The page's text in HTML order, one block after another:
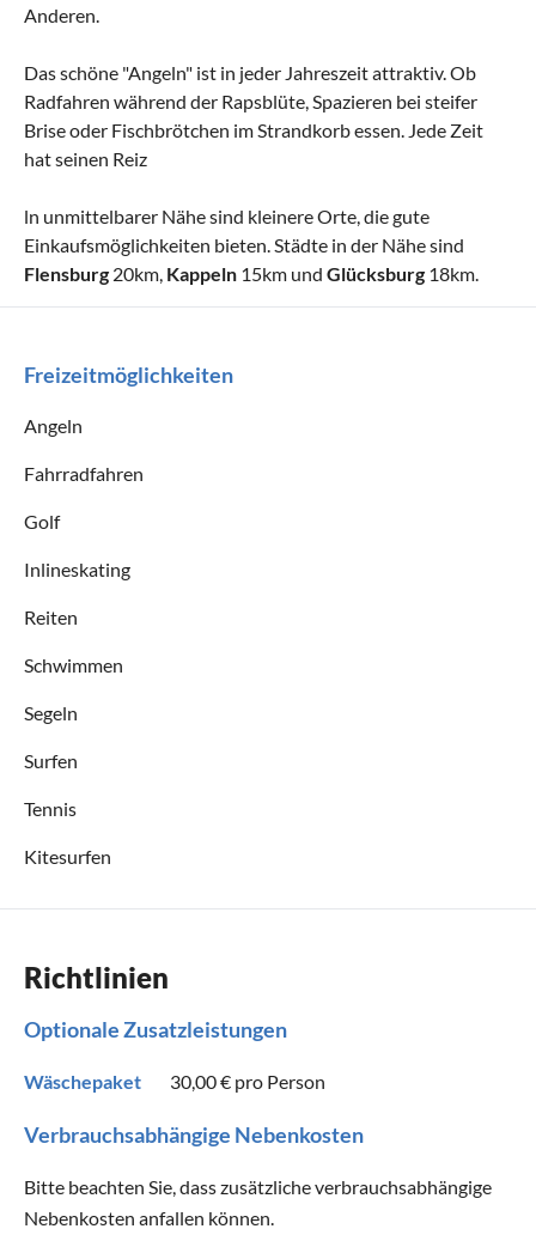
Anderen.
Das schöne "Angeln" ist in jeder Jahreszeit attraktiv. Ob
Radfahren während der Rapsblüte, Spazieren bei steifer
Brise oder Fischbrötchen im Strandkorb essen. Jede Zeit
hat seinen Reiz
ln unmittelbarer Nähe sind kleinere Orte, die gute
Einkaufsmöglichkeiten bieten. Städte in der Nähe sind
Flensburg 20km, Kappeln 15km und Glücksburg 18km.
Freizeitmöglichkeiten
Angeln
Fahrradfahren
Golf
Inlineskating
Reiten
Schwimmen
Segeln
Surfen
Tennis
Kitesurfen
Richtlinien
Optionale Zusatzleistungen
Wäschepaket 30,00 € pro Person
Verbrauchsabhängige Nebenkosten
Bitte beachten Sie, dass zusätzliche verbrauchsabhängige
Nebenkosten anfallen können.